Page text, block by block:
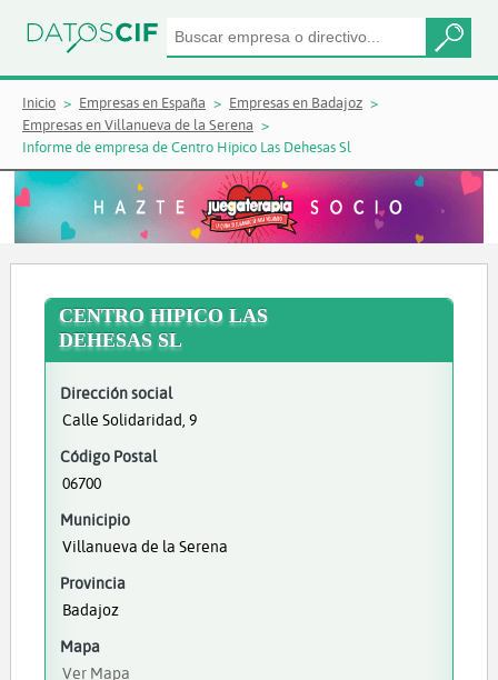
Inicio Empresas en España
Empresas en Badajoz
Empresas en Villanueva de la Serena
Informe de empresa de Centro Hipico Las Dehesas Sl
CENTRO HIPICO LAS
DEHESAS SL
Dirección social
Calle Solidaridad, 9
Código Postal
06700
Municipio
Villanueva de la Serena
Provincia
Badajoz
Mapa
Ver Mapa